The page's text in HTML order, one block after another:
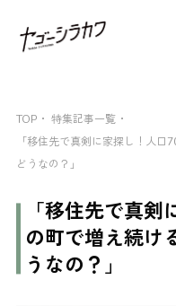
TOP
特集記事一覧
「移住先で真剣に家探し！人
どうなの？」
「移住先で真
の町で増え続け
うなの？」